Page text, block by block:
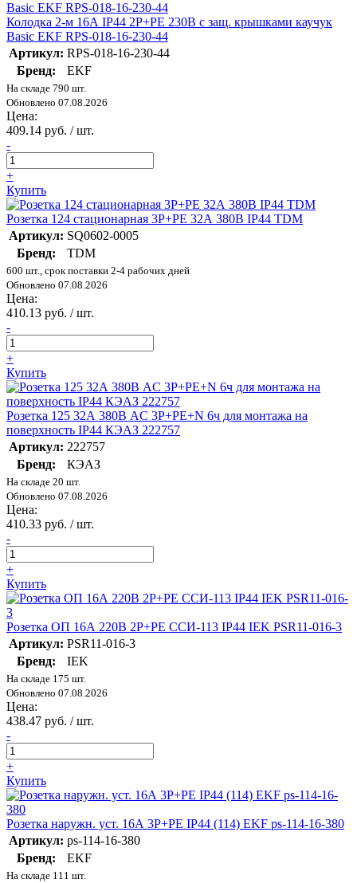
Колодка 2-м 16А IP44 2P+PE 230В с защ. крышками каучук
Basic EKF RPS-018-16-230-44
Артикул: RPS-018-16-230-44
Бренд:
EKF
На складе 790 шт.
Обновлено 07.08.2026
Цена:
409.14 руб. / шт.
-
+
Купить
Розетка 124 стационарная 3Р+РЕ 32А 380В IP44 TDM
Артикул: SQ0602-0005
Бренд:
TDM
600 шт., срок поставки 2-4 рабочих дней
Обновлено 07.08.2026
Цена:
410.13 руб. / шт.
-
+
Купить
Розетка 125 32А 380В AC 3P+PE+N 6ч для монтажа на
поверхность IP44 КЭАЗ 222757
Артикул: 222757
Бренд:
КЭАЗ
На складе 20 шт.
Обновлено 07.08.2026
Цена:
410.33 руб. / шт.
-
+
Купить
Розетка ОП 16А 220В 2P+PЕ ССИ-113 IP44 IEK PSR11-016-3
Артикул: PSR11-016-3
Бренд:
IEK
На складе 175 шт.
Обновлено 07.08.2026
Цена:
438.47 руб. / шт.
-
+
Купить
Розетка наружн. уст. 16А 3P+PE IP44 (114) EKF ps-114-16-380
Артикул: ps-114-16-380
Бренд:
EKF
На складе 111 шт.